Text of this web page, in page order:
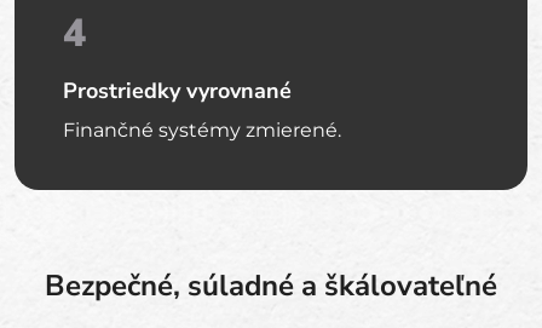
4
Prostriedky vyrovnané
Finančné systémy zmierené.
Bezpečné, súladné a škálovateľné